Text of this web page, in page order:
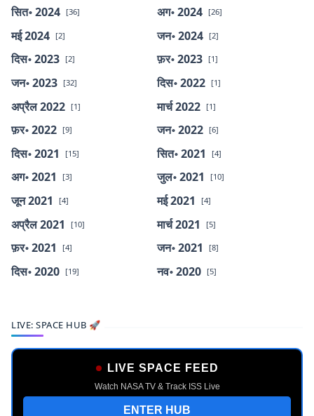
सित॰ 2024 [36] अग॰ 2024 [26]
मई 2024 [2] जन॰ 2024 [2]
दिस॰ 2023 [2] फ़र॰ 2023 [1]
जन॰ 2023 [32] दिस॰ 2022 [1]
अप्रैल 2022 [1] मार्च 2022 [1]
फ़र॰ 2022 [9] जन॰ 2022 [6]
दिस॰ 2021 [15] सित॰ 2021 [4]
अग॰ 2021 [3] जुल॰ 2021 [10]
जून 2021 [4] मई 2021 [4]
अप्रैल 2021 [10] मार्च 2021 [5]
फ़र॰ 2021 [4] जन॰ 2021 [8]
दिस॰ 2020 [19] नव॰ 2020 [5]
LIVE: SPACE HUB 🚀
LIVE SPACE FEED
Watch NASA TV & Track ISS Live
ENTER HUB